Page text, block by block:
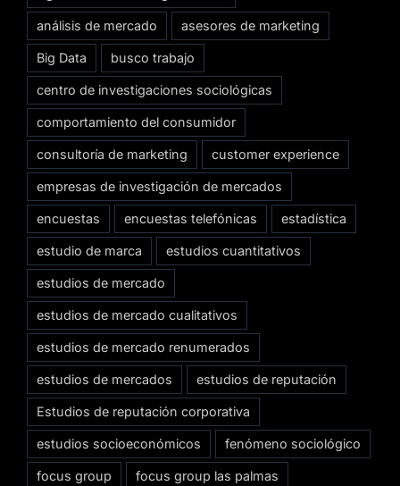
análisis de mercado asesores de marketing
Big Data busco trabajo
centro de investigaciones sociológicas
comportamiento del consumidor
consultoría de marketing customer experience
empresas de investigación de mercados
encuestas encuestas telefónicas estadística
estudio de marca estudios cuantitativos
estudios de mercado
estudios de mercado cualitativos
estudios de mercado renumerados
estudios de mercados estudios de reputación
Estudios de reputación corporativa
estudios socioeconómicos fenómeno sociológico
focus group focus group las palmas